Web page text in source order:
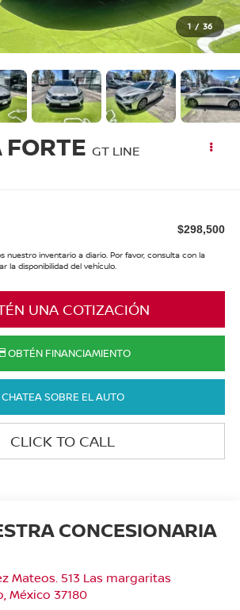
1 / 36
FORTE GT LINE
$298,500
nuestro inventario a diario. Por favor, consulta con la
la disponibilidad del vehículo.
UNA COTIZACIÓN
OBTÉN FINANCIAMIENTO
CHATEA SOBRE EL AUTO
CLICK TO CALL
CONCESIONARIA
Mateos. 513 Las margaritas
, México 37180